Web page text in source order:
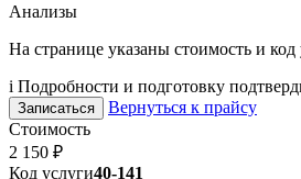
Анализы
На странице указаны стоимость и
i Подробности и подготовку
Записаться
Вернуться к прайсу
Стоимость
2 150 ₽
Код услуги40-141